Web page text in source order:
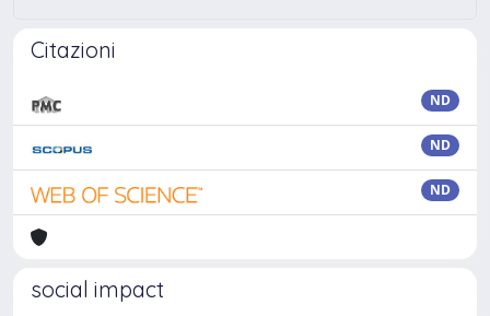
Citazioni
ND
ND
ND
social impact